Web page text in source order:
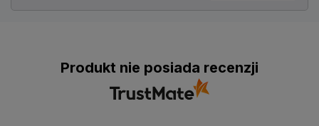
Produkt nie posiada recenzji